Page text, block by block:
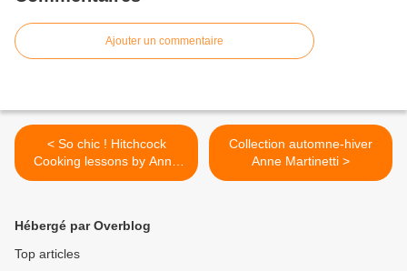
Ajouter un commentaire
< So chic ! Hitchcock
Cooking lessons by Anne
Martinetti.
Collection automne-hiver
Anne Martinetti >
Hébergé par Overblog
Top articles